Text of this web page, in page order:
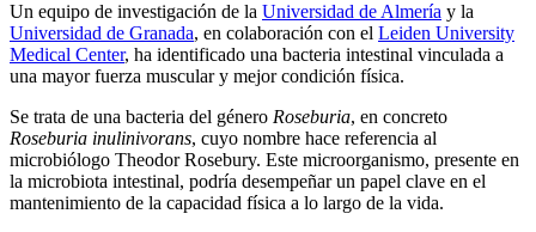
Un equipo de investigación de la Universidad de Almería y la
Universidad de Granada, en colaboración con el Leiden University
Medical Center, ha identificado una bacteria intestinal vinculada a
una mayor fuerza muscular y mejor condición física.
Se trata de una bacteria del género Roseburia, en concreto
Roseburia inulinivorans, cuyo nombre hace referencia al
microbiólogo Theodor Rosebury. Este microorganismo, presente en
la microbiota intestinal, podría desempeñar un papel clave en el
mantenimiento de la capacidad física a lo largo de la vida.